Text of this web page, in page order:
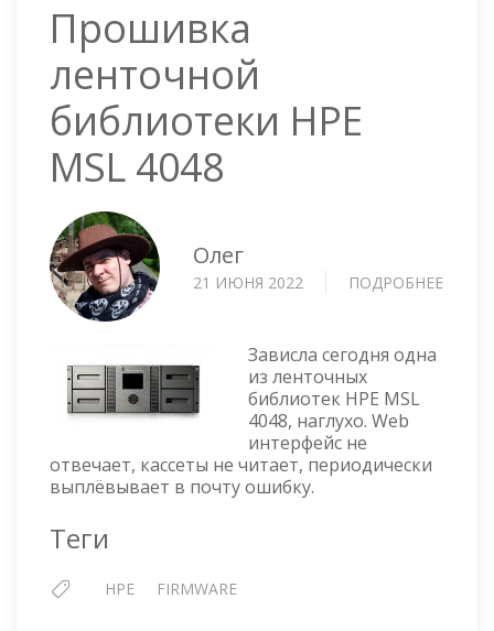
Прошивка
ленточной
библиотеки HPE
MSL 4048
Олег
21 ИЮНЯ 2022 ПОДРОБНЕЕ
Зависла сегодня одна
из ленточных
библиотек HPE MSL
4048, наглухо. Web
интерфейс не
отвечает, кассеты не читает, периодически
выплёвывает в почту ошибку.
Теги
HPE FIRMWARE